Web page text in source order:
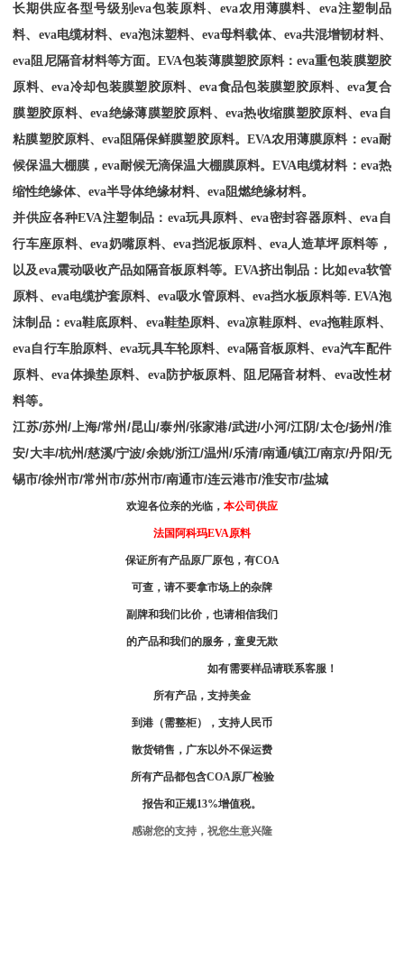
长期供应各型号级别eva包装原料、 eva农用薄膜料、eva注塑制品
料、 eva电缆材料、eva泡沫塑料、eva母料载体、 eva共混增韧材料、
eva阻尼隔音材料等方面。EVA包装薄膜塑胶原料：eva重包装膜塑胶
原料、eva冷却包装膜塑胶原料、eva食品包装膜塑胶原料、 eva复合
膜塑胶原料、eva绝缘薄膜塑胶原料、 eva热收缩膜塑胶原料、eva自
粘膜塑胶原料、 eva阻隔保鲜膜塑胶原料。 EVA农用薄膜原料： eva耐
候保温大棚膜， eva耐候无滴保温大棚膜原料。EVA电缆材料： eva热
缩性绝缘体、eva半导体绝缘材料、eva阻燃绝缘材料。
并供应各种EVA注塑制品： eva玩具原料、eva密封容器原料、eva自
行车座原料、eva奶嘴原料、eva挡泥板原料、 eva人造草坪原料等，
以及eva震动吸收产品如隔音板原料等。 EVA挤出制品：比如eva软管
原料、 eva电缆护套原料、eva吸水管原料、 eva挡水板原料等. EVA泡
沫制品： eva鞋底原料、 eva鞋垫原料、eva凉鞋原料、eva拖鞋原料、
eva自行车胎原料、eva玩具车轮原料、eva隔音板原料、eva汽车配件
原料、eva体操垫原料、 eva防护板原料、阻尼隔音材料、 eva改性材
料等。
江苏/苏州/上海/常州/昆山/泰州/张家港/武进/小河/江阴/太仓/扬州/淮
安/大丰/杭州/慈溪/宁波/余姚/浙江/温州/乐清/南通/镇江/南京/丹阳/无
锡市/徐州市/常州市/苏州市/南通市/连云港市/淮安市/盐城
欢迎各位亲的光临， 本公司供应
法国阿科玛EVA原料
保证所有产品原厂原包，有COA
可查，请不要拿市场上的杂牌
副牌和我们比价，也请相信我们
的产品和我们的服务，童叟无欺
如有需要样品请联系客服！
所有产品，支持美金
到港（需整柜），支持人民币
散货销售，广东以外不保运费
所有产品都包含COA原厂检验
报告和正规13%增值税。
感谢您的支持，祝您生意兴隆